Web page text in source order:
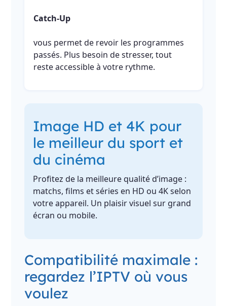
Catch-Up
vous permet de revoir les programmes
passés. Plus besoin de stresser, tout
reste accessible à votre rythme.
Image HD et 4K pour
le meilleur du sport et
du cinéma
Profitez de la meilleure qualité d’image :
matchs, films et séries en HD ou 4K selon
votre appareil. Un plaisir visuel sur grand
écran ou mobile.
Compatibilité maximale :
regardez l’IPTV où vous
voulez